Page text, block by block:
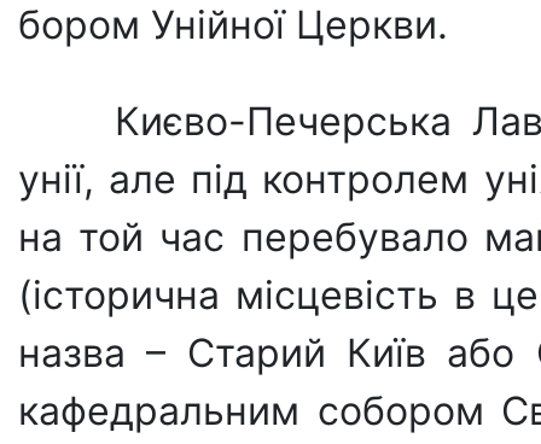
бором Унійної Церкви.
Києво-Печерська
унії, але під контролем
на той час перебувало
(історична місцевість в
назва – Ста­рий Київ
кафедральним собором